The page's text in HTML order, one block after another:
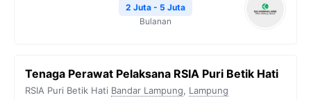
2 Juta - 5 Juta
Bulanan
Tenaga Perawat Pelaksana RSIA Puri Betik Hati
RSIA Puri Betik Hati Bandar Lampung, Lampung